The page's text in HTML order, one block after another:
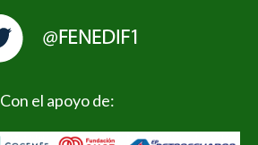
Con el apoyo de: